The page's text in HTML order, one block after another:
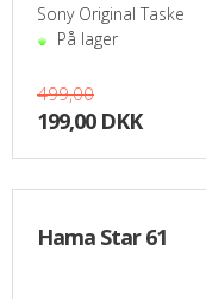
Sony Original Taske
På lager
499,00
199,00 DKK
Hama Star 61